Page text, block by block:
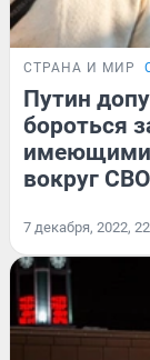
СТРАНА И МИР
Путин
бороться
вокруг
7 декабря, 2022,